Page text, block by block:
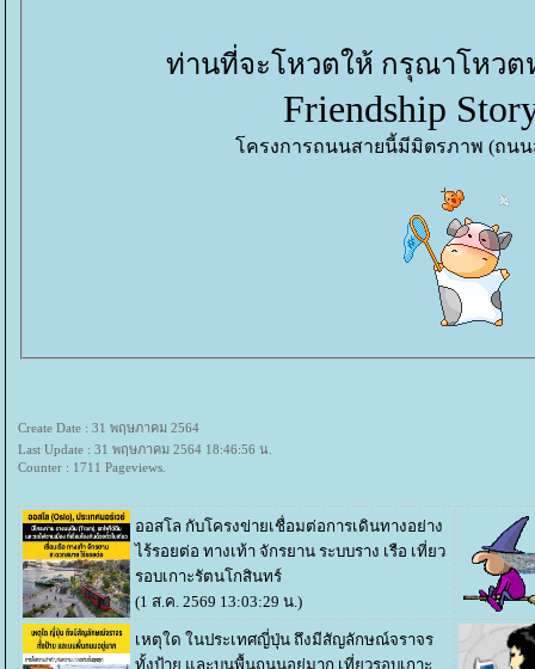
ท่านที่จะโหวตให้ กรุณาโหว
Friendship
ครงการถนนสายนี้มีมิตรภาพ (ถนน
Create Date : 31 พฤษภาคม 2564
Last Update : 31 พฤษภาคม 2564 18:46:56 น.
Counter : 1711 Pageviews.
ออสโล กับโครงข่ายเชื่อมต่อการเดินทางอย่าง
ไร้รอยต่อ ทางเท้า จักรยาน ระบบราง เรือ เที่ยว
รอบเกาะรัตนโกสินทร์
(1 ส.ค. 2569 13:03:29 น.)
เหตุใด ในประเทศญี่ปุ่น ถึงมีสัญลักษณ์จราจร
ทั้งป้าย และบนพื้นถนนอยู่มาก เที่ยวรอบเกาะ